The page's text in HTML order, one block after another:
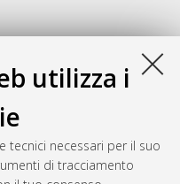
utilizza i
tecnici necessari per il suo
di tracciamento
genere: forme di socialità
centro-
Mater Studiorum
ricerca inStudi religiosi: